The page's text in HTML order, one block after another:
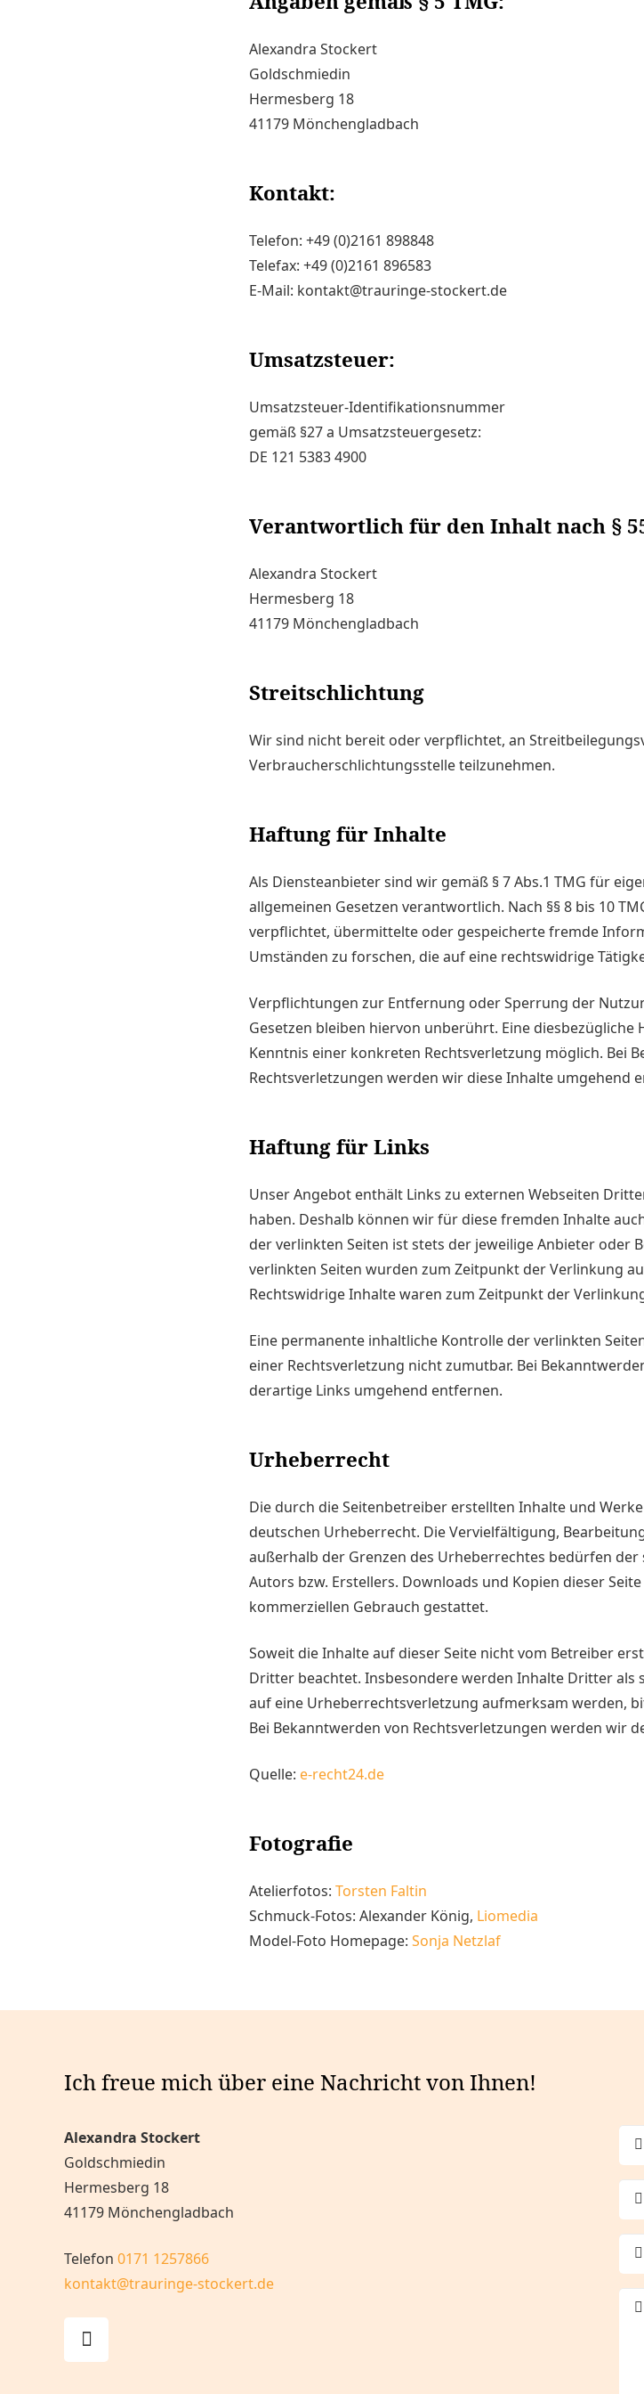
Alexandra Stockert
Goldschmiedin
Hermesberg 18
41179 Mönchengladbach
Kontakt:
Telefon: +49 (0)2161 898848
Telefax: +49 (0)2161 896583
E-Mail: kontakt@trauringe-stockert.de
Umsatzsteuer:
Umsatzsteuer-Identifikationsnummer
gemäß §27 a Umsatzsteuergesetz:
DE 121 5383 4900
Verantwortlich für den Inhalt nach §
Alexandra Stockert
Hermesberg 18
41179 Mönchengladbach
Streitschlichtung
Wir sind nicht bereit oder verpflichtet, an
Verbraucherschlichtungsstelle teilzunehmen.
Haftung für Inhalte
Als Diensteanbieter sind wir gemäß § 7 Abs.1 TMG für
allgemeinen Gesetzen verantwortlich. Nach §§ 8 bis 10
verpflichtet, übermittelte oder gespeicherte fremde
Umständen zu forschen, die auf eine rechtswidrige
Verpflichtungen zur Entfernung oder Sperrung der
Gesetzen bleiben hiervon unberührt. Eine
Kenntnis einer konkreten Rechtsverletzung möglich. Bei
Rechtsverletzungen werden wir diese Inhalte umgehend
Haftung für Links
Unser Angebot enthält Links zu externen Webseiten
haben. Deshalb können wir für diese fremden Inhalte
der verlinkten Seiten ist stets der jeweilige Anbieter oder
verlinkten Seiten wurden zum Zeitpunkt der Verlinkung
Rechtswidrige Inhalte waren zum Zeitpunkt der
Eine permanente inhaltliche Kontrolle der verlinkten
einer Rechtsverletzung nicht zumutbar. Bei
derartige Links umgehend entfernen.
Urheberrecht
Die durch die Seitenbetreiber erstellten Inhalte und
deutschen Urheberrecht. Die Vervielfältigung,
außerhalb der Grenzen des Urheberrechtes bedürfen
Autors bzw. Erstellers. Downloads und Kopien dieser
kommerziellen Gebrauch gestattet.
Soweit die Inhalte auf dieser Seite nicht vom Betreiber
Dritter beachtet. Insbesondere werden Inhalte Dritter als
auf eine Urheberrechtsverletzung aufmerksam werden,
Bei Bekanntwerden von Rechtsverletzungen werden wir
Quelle: e-recht24.de
Fotografie
Atelierfotos: Torsten Faltin
Schmuck-Fotos: Alexander König, Liomedia
Model-Foto Homepage: Sonja Netzlaf
Ich freue mich über eine Nachricht von Ihnen!
Alexandra Stockert
Goldschmiedin
Hermesberg 18
41179 Mönchengladbach
Telefon 0171 1257866
kontakt@trauringe-stockert.de